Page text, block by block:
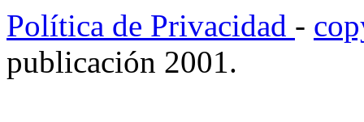
Política de Privacidad -
publicación 2001.